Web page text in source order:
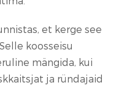
et kerge see
koosseisu
mängida, kui
ja ründajaid